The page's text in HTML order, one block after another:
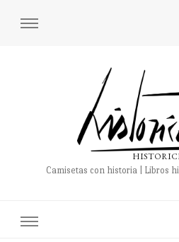
Camisetas con historia | Libros